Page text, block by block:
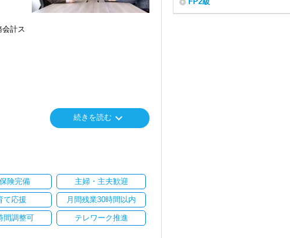
会計ス
続きを読む keyboard_arrow_down
険完備 主婦・主夫歓迎
て応援 月間残業30時間以内
間調整可 テレワーク推進